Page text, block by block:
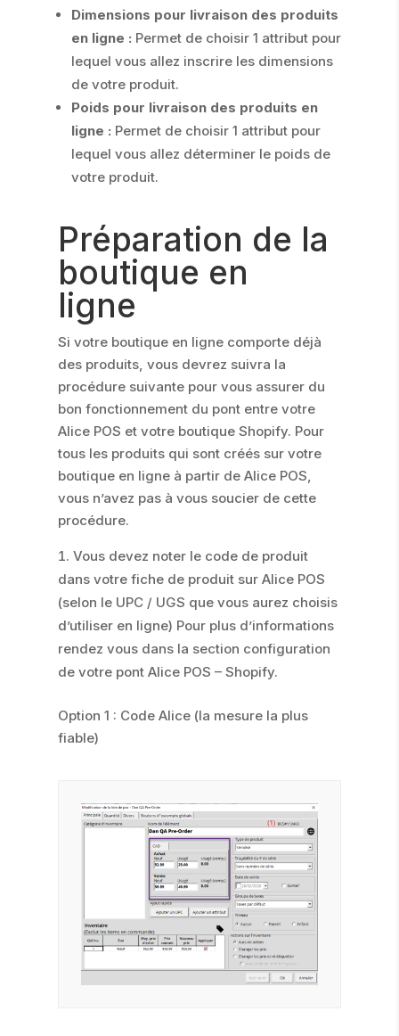
Dimensions pour livraison des produits
en ligne : Permet de choisir 1 attribut pour
lequel vous allez inscrire les dimensions
de votre produit.
Poids pour livraison des produits en
ligne : Permet de choisir 1 attribut pour
lequel vous allez déterminer le poids de
votre produit.
Préparation de la
boutique en
ligne
Si votre boutique en ligne comporte déjà
des produits, vous devrez suivra la
procédure suivante pour vous assurer du
bon fonctionnement du pont entre votre
Alice POS et votre boutique Shopify. Pour
tous les produits qui sont créés sur votre
boutique en ligne à partir de Alice POS,
vous n’avez pas à vous soucier de cette
procédure.
Vous devez noter le code de produit
dans votre fiche de produit sur Alice POS
(selon le UPC / UGS que vous aurez choisis
d’utiliser en ligne) Pour plus d’informations
rendez vous dans la section configuration
de votre pont Alice POS – Shopify.
Option 1 : Code Alice (la mesure la plus
fiable)